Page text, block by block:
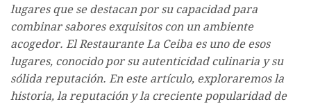
lugares que se destacan por su capacidad para
combinar sabores exquisitos con un ambiente
acogedor. El Restaurante La Ceiba es uno de esos
lugares, conocido por su autenticidad culinaria y su
sólida reputación. En este artículo, exploraremos la
historia, la reputación y la creciente popularidad de